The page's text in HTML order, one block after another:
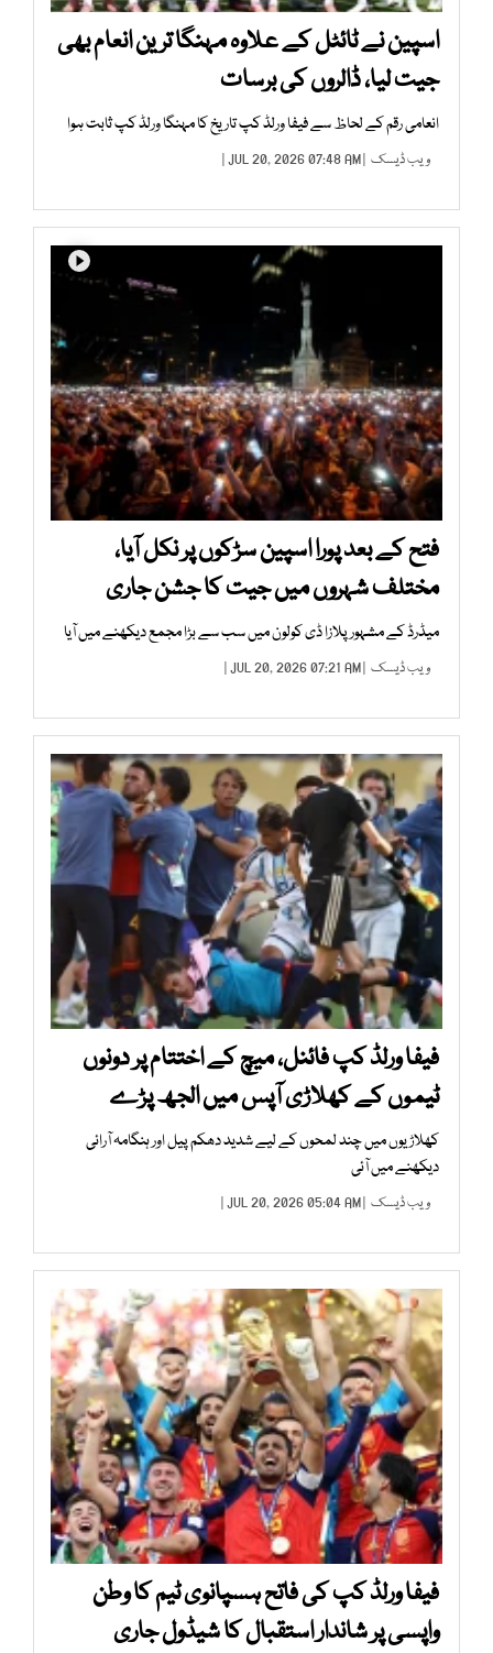
اسپین نے ٹائٹل کے علاوہ مہنگا ترین انعام بھی
جیت لیا، ڈالروں کی برسات
انعامی رقم کے لحاظ سے فیفا ورلڈ کپ تاریخ کا مہنگا ورلڈ کپ ثابت ہوا
ویب ڈیسک | JUL 20, 2026 07:48 AM |
فتح کے بعد پورا اسپین سڑکوں پر نکل آیا،
مختلف شہروں میں جیت کا جشن جاری
میڈرڈ کے مشہور پلازا ڈی کولون میں سب سے بڑا مجمع دیکھنے میں آیا
ویب ڈیسک | JUL 20, 2026 07:21 AM |
فیفا ورلڈ کپ فائنل، میچ کے اختتام پر دونوں
ٹیموں کے کھلاڑی آپس میں الجھ پڑے
کھلاڑیوں میں چند لمحوں کے لیے شدید دھکم پیل اور ہنگامہ آرائی
دیکھنے میں آئی
ویب ڈیسک | JUL 20, 2026 05:04 AM |
فیفا ورلڈ کپ کی فاتح ہسپانوی ٹیم کا وطن
واپسی پر شاندار استقبال کا شیڈول جاری